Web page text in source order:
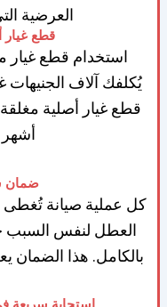
العرضية
قطع غيار أصلية
استخدام قطع غيار
يُكلفك آلاف الجنيهات
ضمان
العطل لنفس السبب
بالكامل. هذا الضمان